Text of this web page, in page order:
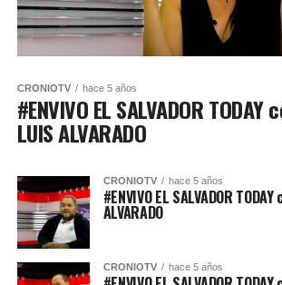
CRONIOTV hace 5 años
#ENVIVO EL SALVADOR TODAY
LUIS ALVARADO
CRONIOTV hace 5 años
#ENVIVO EL SALVADOR
ALVARADO
CRONIOTV hace 5 años